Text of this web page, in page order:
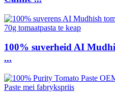
100% suverheid AI
...